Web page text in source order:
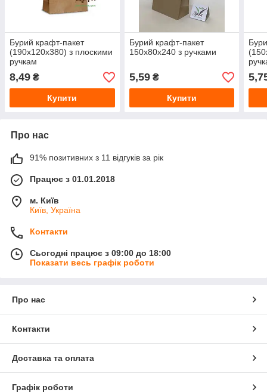
Бурий крафт-пакет
(190х120х380) з плоскими
ручкам
8,49 ₴
Купити
Бурий крафт-пакет
150х80х240 з ручками
5,59₴
Купити
Про нас
91% позитивних з 11 відгуків за рік
Працює з 01.01.2018
м. Київ
Київ, Україна
Контакти
Сьогодні працює з 09:00 до 18:00
Показати весь графік роботи
Про нас
Контакти
Доставка та оплата
Графік роботи